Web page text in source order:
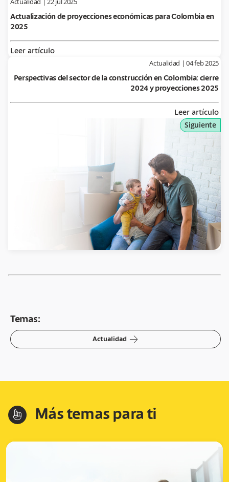
Actualización de proyecciones económicas para Colombia en
2025
Leer artículo
Siguiente
Actualidad |04 feb 2025
Perspectivas del sector de la construcción en Colombia: cierre
2024 y proyecciones 2025
Leer artículo
Temas:
Actualidad arrow-right
hand-index Más temas para ti